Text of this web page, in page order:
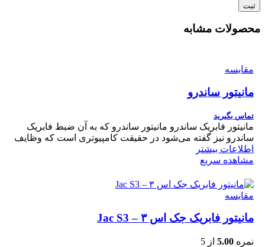
محصولات مشابه
مقایسه
مانیتور ساندرو
تماس بگیرید
مانیتور فابریک ساندرو مانیتور ساندرو که به آن ضبط فابریک
ساندرو نیز گفته می‌شود در حقیقت کامپیوتری است که وظایف
اطلاعات بیشتر
مشاهده سریع
مقایسه
مانیتور فابریک جک اس ۳ – Jac S3
نمره 5.00 از 5